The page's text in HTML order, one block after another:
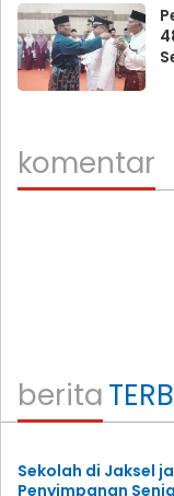
komentar
berita
Sekolah di Jaksel
Penyimpanan